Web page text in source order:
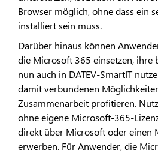
Browser möglich, ohne dass ein
installiert sein muss.
Darüber hinaus können
die Microsoft 365 einsetzen, ihre
nun auch in DATEV-SmartIT
damit verbundenen
Zusammenarbeit profitieren.
ohne eigene Microsoft-365-
direkt über Microsoft oder einen
erwerben. Für Anwender, die